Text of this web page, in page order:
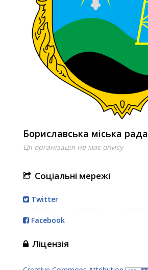
Бориславська міська рада
Ця організація не має опису
Соціальні мережі
Twitter
Facebook
Ліцензія